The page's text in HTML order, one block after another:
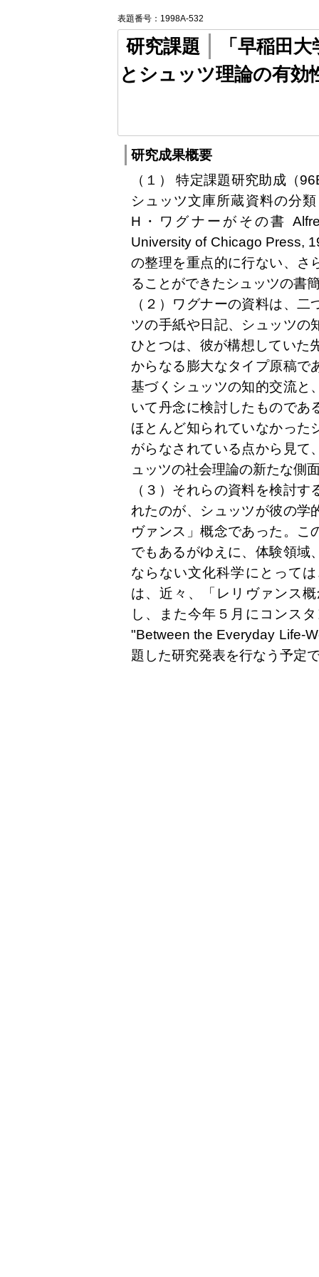
表題番号：1998A-532
研究課題
「早稲田
とシュッツ理論の有効
研究成果概要
（１） 特定課題研究助成（
シュッツ文庫所蔵資料の分
H・ワグナーがその書
University of Chicago Press,
の整理を重点的に行ない、さ
ることができたシュッツの書
（２）ワグナーの資料は、
ツの手紙や日記、シュッツの
ひとつは、彼が構想していた
からなる膨大なタイプ原稿で
基づくシュッツの知的交流と
いて丹念に検討したものであ
ほとんど知られていなかった
がらなされている点から見て
ュッツの社会理論の新たな側
（３）それらの資料を検討
れたのが、シュッツが彼の学
ヴァンス」概念であった。こ
でもあるがゆえに、体験領域
ならない文化科学にとって
は、近々、「レリヴァンス
し、また今年５月にコンス
"Between the Everyday Life-
題した研究発表を行なう予定